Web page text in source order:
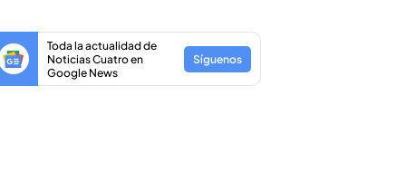
Toda la actualidad de
Noticias Cuatro en
Google News
Síguenos